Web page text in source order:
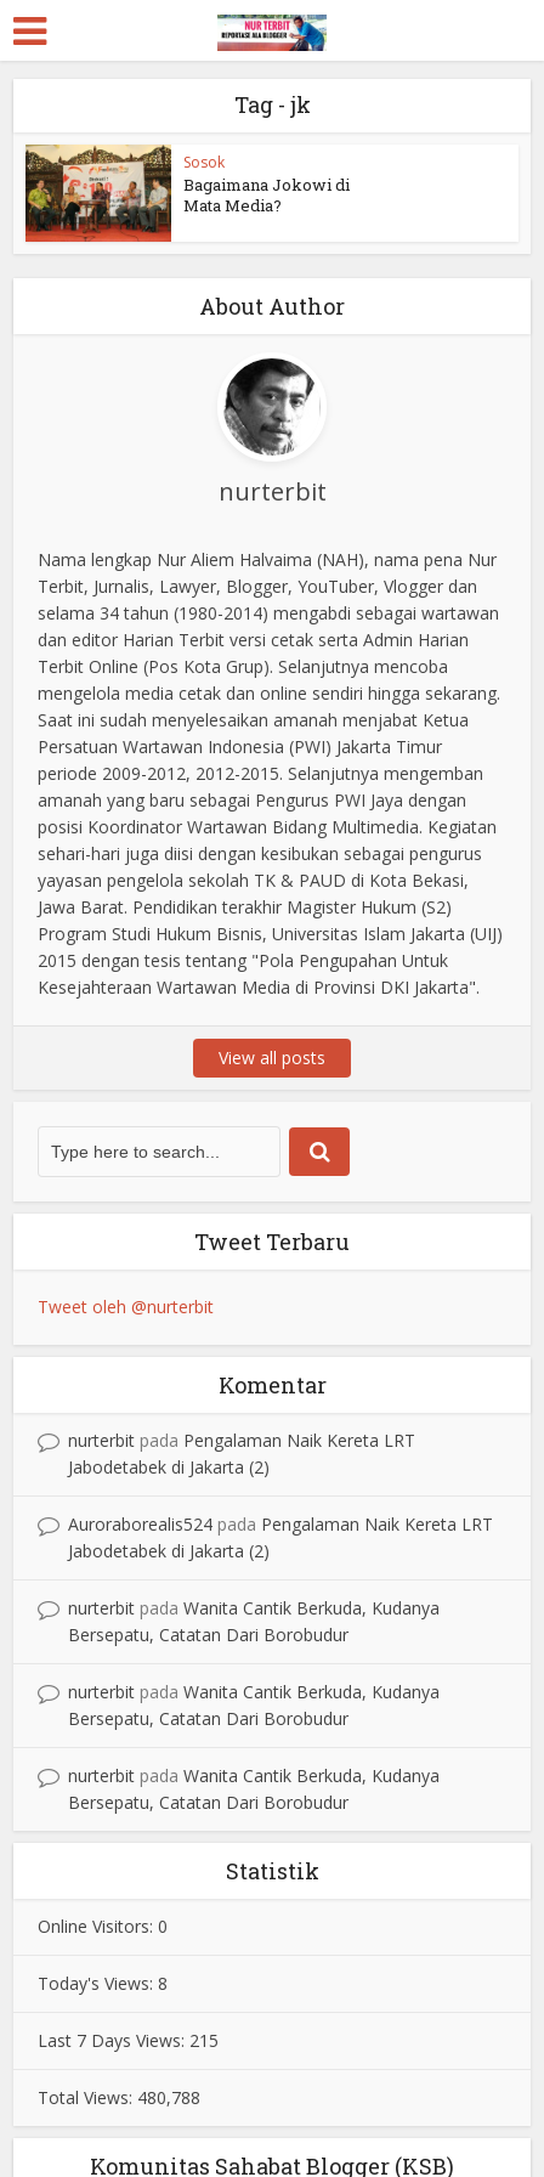
Tag - jk
Sosok
Bagaimana Jokowi di
Mata Media?
About Author
nurterbit
Nama lengkap Nur Aliem Halvaima (NAH), nama pena Nur
Terbit, Jurnalis, Lawyer, Blogger, YouTuber, Vlogger dan
selama 34 tahun (1980-2014) mengabdi sebagai wartawan
dan editor Harian Terbit versi cetak serta Admin Harian
Terbit Online (Pos Kota Grup). Selanjutnya mencoba
mengelola media cetak dan online sendiri hingga sekarang.
Saat ini sudah menyelesaikan amanah menjabat Ketua
Persatuan Wartawan Indonesia (PWI) Jakarta Timur
periode 2009-2012, 2012-2015. Selanjutnya mengemban
amanah yang baru sebagai Pengurus PWI Jaya dengan
posisi Koordinator Wartawan Bidang Multimedia. Kegiatan
sehari-hari juga diisi dengan kesibukan sebagai pengurus
yayasan pengelola sekolah TK & PAUD di Kota Bekasi,
Jawa Barat. Pendidikan terakhir Magister Hukum (S2)
Program Studi Hukum Bisnis, Universitas Islam Jakarta (UIJ)
2015 dengan tesis tentang "Pola Pengupahan Untuk
Kesejahteraan Wartawan Media di Provinsi DKI Jakarta".
View all posts
Tweet Terbaru
Tweet oleh @nurterbit
Komentar
nurterbit pada Pengalaman Naik Kereta LRT
Jabodetabek di Jakarta (2)
Auroraborealis524 pada Pengalaman Naik Kereta LRT
Jabodetabek di Jakarta (2)
nurterbit padaWanita Cantik Berkuda, Kudanya
Bersepatu, Catatan Dari Borobudur
nurterbit padaWanita Cantik Berkuda, Kudanya
Bersepatu, Catatan Dari Borobudur
nurterbit padaWanita Cantik Berkuda, Kudanya
Bersepatu, Catatan Dari Borobudur
Statistik
Online Visitors:0
Today's Views:8
Last 7 Days Views: 215
Total Views: 480,788
Komunitas Sahabat Blogger (KSB)